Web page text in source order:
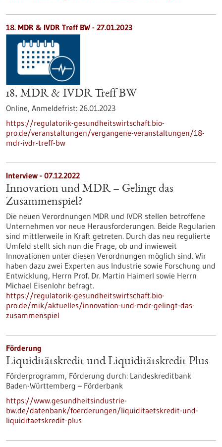
18. MDR & IVDR Treff BW - 27.01.2023
18. MDR & IVDR Treff BW
Online, Anmeldefrist: 26.01.2023
https://regulatorik-gesundheitswirtschaft.bio-
pro.de/veranstaltungen/vergangene-veranstaltungen/18-
mdr-ivdr-treff-bw
Interview - 07.12.2022
Innovation und MDR – Gelingt das
Zusammenspiel?
Die neuen Verordnungen MDR und IVDR stellen betroffene
Unternehmen vor neue Herausforderungen. Beide Regularien
sind mittlerweile in Kraft getreten. Durch das neu regulierte
Umfeld stellt sich nun die Frage, ob und inwieweit
Innovationen unter diesen Verordnungen möglich sind. Wir
haben dazu zwei Experten aus Industrie sowie Forschung und
Entwicklung, Herrn Prof. Dr. Martin Haimerl sowie Herrn
Michael Eisenlohr befragt.
https://regulatorik-gesundheitswirtschaft.bio-
pro.de/mik/aktuelles/innovation-und-mdr-gelingt-das-
zusammenspiel
Förderung
Liquiditätskredit und Liquiditätskredit Plus
Förderprogramm, Förderung durch: Landeskreditbank
Baden-Württemberg – Förderbank
https://www.gesundheitsindustrie-
bw.de/datenbank/foerderungen/liquiditaetskredit-und-
liquiditaetskredit-plus